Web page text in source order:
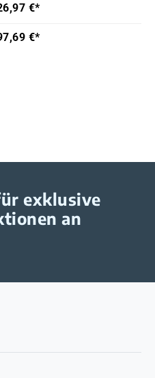
€*
€*
exklusive
an